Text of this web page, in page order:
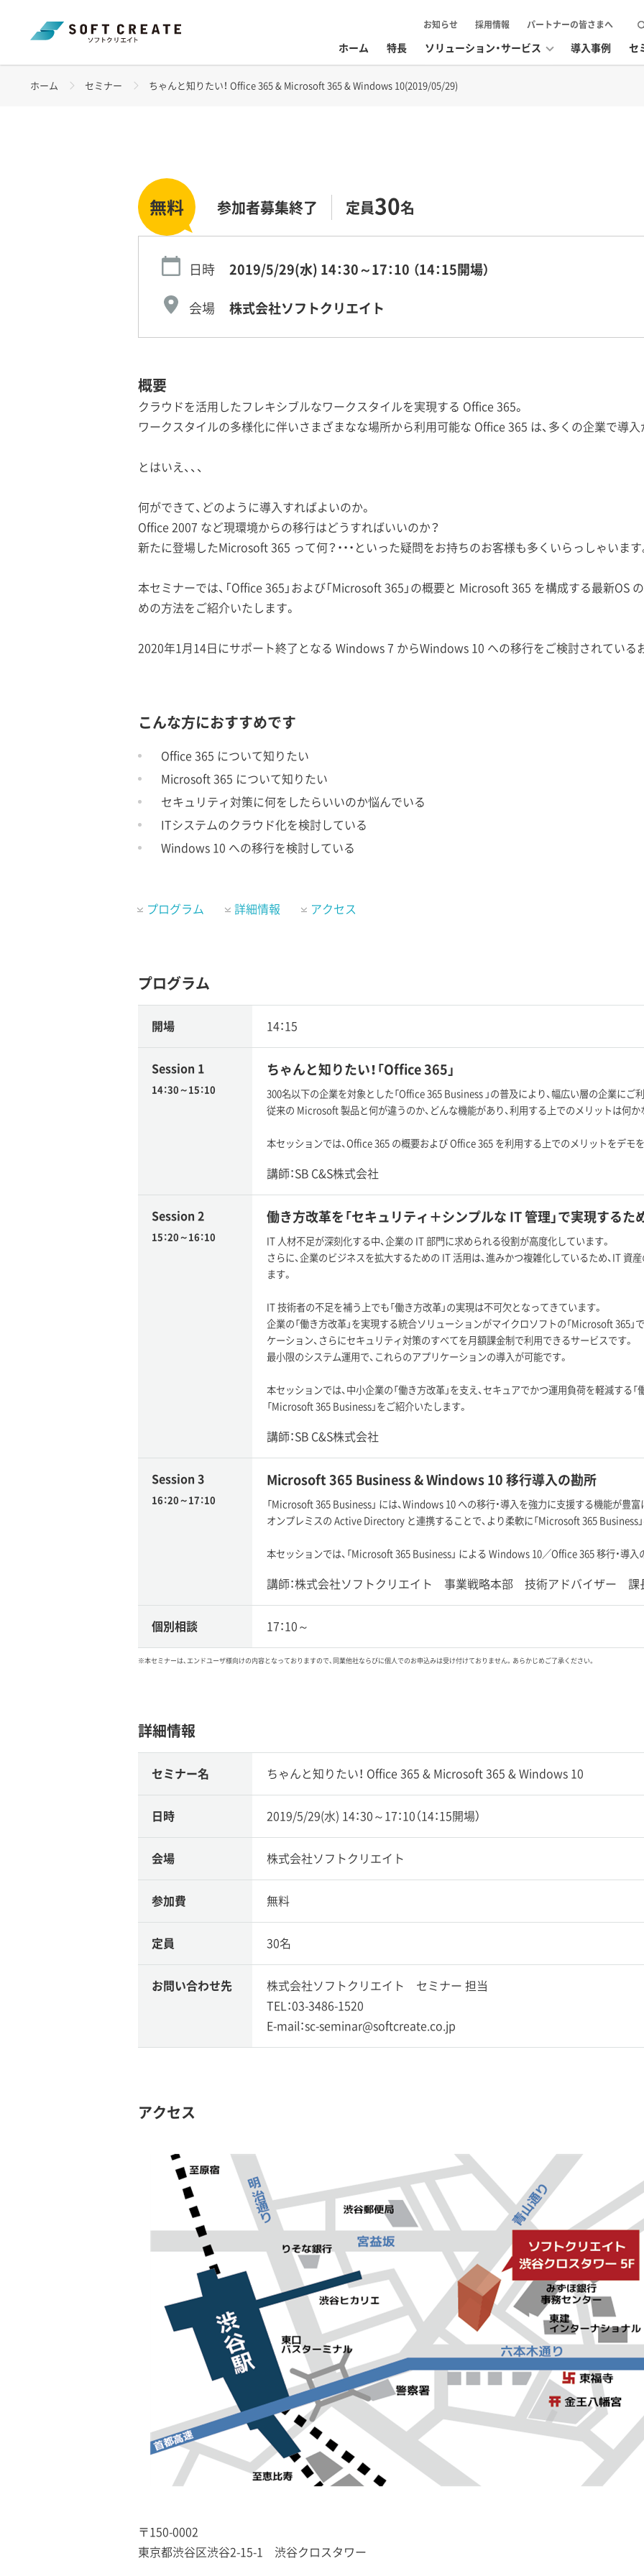
ホーム 特長 ソリューション・サービス 導入事例 セ
お知らせ 採用情報 パートナーの皆さまへ
ホーム セミナー ちゃんと知りたい！ Office 365 & Microsoft 365 & Windows 10(2019/05/29)
参加者募集終了 定員30名
日時 2019/5/29(水) 14：30～17：10 （14：15開場）
会場
株式会社ソフトクリエイト
概要
クラウドを活用したフレキシブルなワークスタイルを実現する Office 365。
ワークスタイルの多様化に伴いさまざまなな場所から利用可能な Office 365 は、多くの企業で導入
とはいえ、、、
何ができて、どのように導入すればよいのか。
Office 2007 など現環境からの移行はどうすればいいのか？
新たに登場したMicrosoft 365 って何？・・・といった疑問をお持ちのお客様も多くいらっしゃいます
本セミナーでは、「Office 365」および「Microsoft 365」の概要と Microsoft 365 を構成する最新OS
めの方法をご紹介いたします。
2020年1月14日にサポート終了となる Windows 7 からWindows 10 への移行をご検討されている
こんな方におすすめです
Office 365 について知りたい
Microsoft 365 について知りたい
セキュリティ対策に何をしたらいいのか悩んでいる
ITシステムのクラウド化を検討している
Windows 10 への移行を検討している
プログラム 詳細情報 アクセス
プログラム
開場 14：15
Session 1
14：30～15：10
ちゃんと知りたい！「Office 365」
300名以下の企業を対象とした「Office 365 Business 」の普及により、幅広い層の企業にご
従来の Microsoft 製品と何が違うのか、どんな機能があり、利用する上でのメリットは何か
本セッションでは、Office 365 の概要および Office 365 を利用する上でのメリットをデモ
講師：SB C&S株式会社
Session 2
15：20～16：10
働き方改革を「セキュリティ＋シンプルな IT 管理」で実現する
IT 人材不足が深刻化する中、企業の IT 部門に求められる役割が高度化しています。
さらに、企業のビジネスを拡大するための IT 活用は、進みかつ複雑化しているため、IT 資
ます。
IT 技術者の不足を補う上でも「働き方改革」の実現は不可欠となってきています。
企業の「働き方改革」を実現する統合ソリューションがマイクロソフトの「Microsoft 365」
ケーション、さらにセキュリティ対策のすべてを月額課金制で利用できるサービスです。
最小限のシステム運用で、これらのアプリケーションの導入が可能です。
本セッションでは、中小企業の「働き方改革」を支え、セキュアでかつ運用負荷を軽減する
「Microsoft 365 Business」をご紹介いたします。
講師：SB C&S株式会社
Session 3
16：20～17：10
Microsoft 365 Business & Windows 10 移行導入の勘所
「Microsoft 365 Business」 には、Windows 10 への移行・導入を強力に支援する機能が豊富
オンプレミスの Active Directory と連携することで、より柔軟に「Microsoft 365 Business
本セッションでは、「Microsoft 365 Business」 による Windows 10／Office 365 移行・導入
講師：株式会社ソフトクリエイト 事業戦略本部 技術アドバイザー
個別相談 17：10～
※本セミナーは、エンドユーザ様向けの内容となっておりますので、同業他社ならびに個人でのお申込みは受け付けておりません。あらかじめご了承ください。
詳細情報
セミナー名 ちゃんと知りたい！ Office 365 & Microsoft 365 & Windows 10
日時 2019/5/29(水) 14：30～17：10（14：15開場）
会場 株式会社ソフトクリエイト
参加費 無料
定員 30名
お問い合わせ先
株式会社ソフトクリエイト セミナー 担当
TEL：03-3486-1520
E-mail：sc-seminar@softcreate.co.jp
アクセス
〒150-0002
東京都渋谷区渋谷2-15-1 渋谷クロスタワー